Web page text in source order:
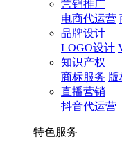
营销推广
电商代运营
品牌设计
LOGO设计
知识产权
商标服务 版
直播营销
抖音代运营
特色服务